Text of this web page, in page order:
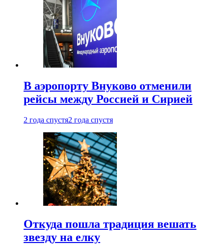
В аэропорту Внуково отменили
рейсы между Россией и Сирией
2 года спустя2 года спустя
Откуда пошла традиция вешать
звезду на елку